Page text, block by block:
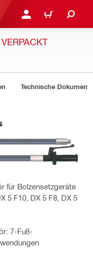
ANMELDEN ODER
WARENKORB
Technische Dokumente
für Bolzensetzgeräte
5 F10, DX 5 F8, DX 5
7-Fuß-